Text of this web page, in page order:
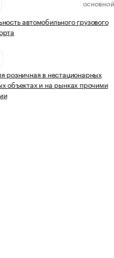
ОСНОВНОЙ
автомобильного грузового
розничная в нестационарных
объектах и на рынках прочими